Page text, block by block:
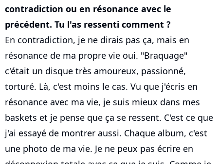
contradiction ou en résonance avec le
précédent. Tu l'as ressenti comment ?
En contradiction, je ne dirais pas ça, mais en
résonance de ma propre vie oui. "Braquage"
c'était un disque très amoureux, passionné,
torturé. Là, c'est moins le cas. Vu que j'écris en
résonance avec ma vie, je suis mieux dans mes
baskets et je pense que ça se ressent. C'est ce que
j'ai essayé de montrer aussi. Chaque album, c'est
une photo de ma vie. Je ne peux pas écrire en